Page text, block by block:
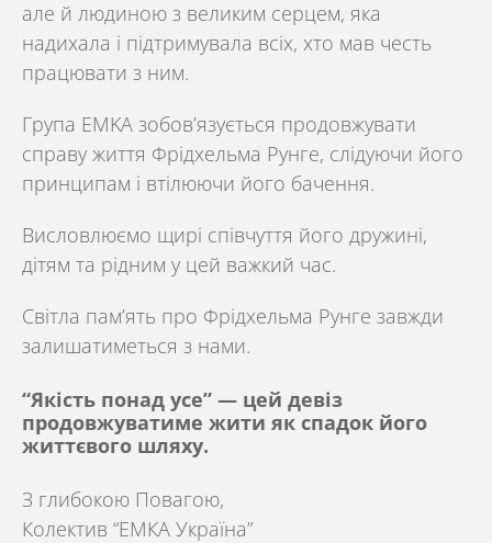
але й людиною з великим серцем, яка
надихала і підтримувала всіх, хто мав честь
працювати з ним.
Група EMKA зобов’язується продовжувати
справу життя Фрідхельма Рунге, слідуючи його
принципам і втілюючи його бачення.
Висловлюємо щирі співчуття його дружині,
дітям та рідним у цей важкий час.
Світла пам’ять про Фрідхельма Рунге завжди
залишатиметься з нами.
“Якість понад усе” — цей девіз
продовжуватиме жити як спадок його
життєвого шляху.
З глибокою Повагою,
Колектив “ЕМКА Україна”